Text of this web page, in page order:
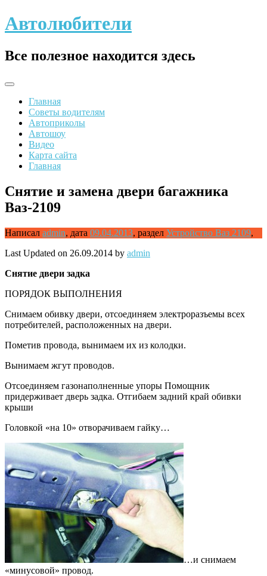
Skip
to
Автолюбители
Все полезное находится здесь
Главная
Советы водителям
Автоприколы
Автошоу
Видео
Карта сайта
Главная
Снятие и замена двери багажника
Ваз-2109
Написал admin, дата 09.04.2013, раздел Устройство Ваз 2109,
Last Updated on 26.09.2014 by admin
Снятие двери задка
ПОРЯДОК ВЫПОЛНЕНИЯ
Снимаем обивку двери, отсоединяем электроразъемы всех
потребителей, расположенных на двери.
Пометив провода, вынимаем их из колодки.
Вынимаем жгут проводов.
Отсоединяем газонаполненные упоры Помощник
придерживает дверь задка. Отгибаем задний край обивки
крыши
Головкой «на 10» отворачиваем гайку…
…и снимаем
«минусовой» провод.